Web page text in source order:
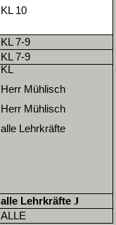
KL 10
KL 7-9
KL 7-9
KL
Herr Mühlisch
Herr Mühlisch
alle Lehrkräfte
alle Lehrkräfte J
ALLE